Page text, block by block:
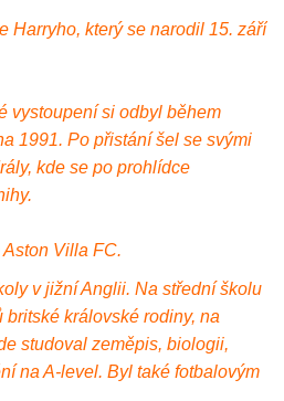
Harryho, který se narodil 15. září
vystoupení si odbyl během
1991. Po přistání šel se svými
kde se po prohlídce
Villa FC.
v jižní Anglii. Na střední školu
královské rodiny, na
studoval zeměpis, biologii,
na A-level. Byl také fotbalovým